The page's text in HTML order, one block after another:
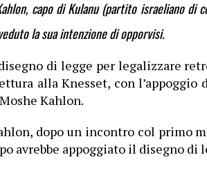
capo di Kulanu (partito israeliano di
la sua intenzione di opporvisi.
di legge per legalizzare
alla Knesset, con l’appoggio
Kahlon.
dopo un incontro col primo
avrebbe appoggiato il disegno di